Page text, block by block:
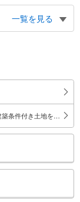
一覧を見る
駅徒歩10分以内｜価格未定を含む｜建築条件付き土地を含む